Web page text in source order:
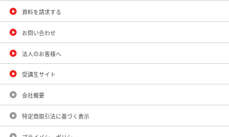
資料を請求する
お問い合わせ
法人のお客様へ
受講生サイト
会社概要
特定商取引法に基づく表示